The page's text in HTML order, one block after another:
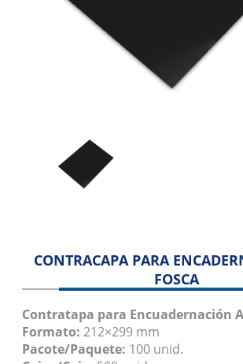
Folha Separadora
CONTRACAPA PARA
FOSCA
Contratapa para Encuadernación
Formato: 212×299 mm
Pacote/Paquete: 100 unid.